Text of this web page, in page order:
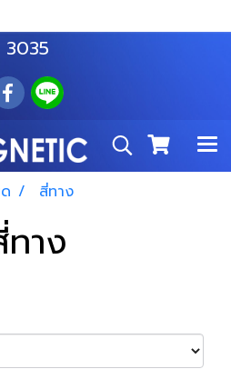
3035
สี่ทาง
าง